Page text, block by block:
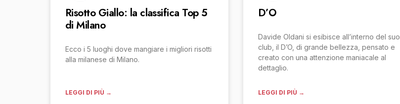
Risotto Giallo: la classifica Top 5
di Milano
Ecco i 5 luoghi dove mangiare i migliori risotti
alla milanese di Milano.
LEGGI DI PIÙ →
D’O
Davide Oldani si esibisce all’interno del suo
club, il D’O, di grande bellezza, pensato e
creato con una attenzione maniacale al
dettaglio.
LEGGI DI PIÙ →